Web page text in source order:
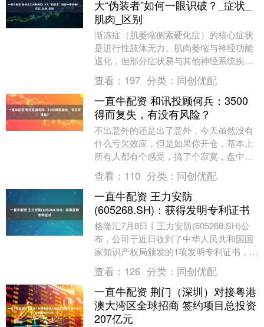
大“伪装者”如何一眼识破？_症状_
肌肉_区别
渐冻症（肌萎缩侧索硬化症）的核心症状
是进行性肢体无力、肌肉萎缩与神经功能
退化，但部分症状易与其他神经系统疾病
混淆，需注意区分： 一、渐冻症的典型症
状 肢体表现：....
查看： 197 分类： 同创优配
一直牛配资 和讯投顾何兵：3500
得而复失，有没有风险？
不出意外的还是出了意外，今天虽然没有
什么亏欠效应，但是如果你开仓，基本上
所有人都有个感受，搞了个寂寞，盘中富
贵！盘中自在开香槟板了，下午都怎么
样？炸了，跳水的回....
查看： 110 分类： 同创优配
一直牛配资 王力安防
(605268.SH)：获得发明专利证书
格隆汇7月8日丨王力安防(605268.SH)公
布，公司于近日收到了中华人民共和国国
家知识产权局颁发的1项发明专利证书，发
明名称：一种离合器换向机构及具有其的
锁....
查看： 126 分类： 同创优配
一直牛配资 荆门（深圳）对接粤港
澳大湾区全球招商 签约项目总投资
207亿元